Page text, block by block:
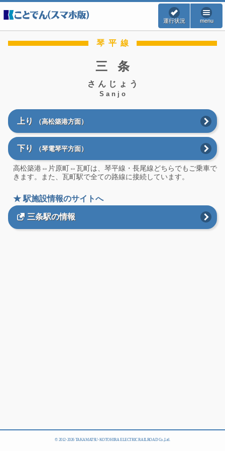
運行状況 menu
琴平線
三条
さんじょう
Sanjo
上り （高松築港方面）
下り （琴電琴平方面）
高松築港⇔片原町⇔瓦町は、琴平線・長尾線どちらでもご乗車で
きます。また、瓦町駅で全ての路線に接続しています。
★ 駅施設情報のサイトへ
三条駅の情報
© 2012-2026 TAKAMATSU-KOTOHIRA ELECTRIC RAILROAD Co.,Ltd.